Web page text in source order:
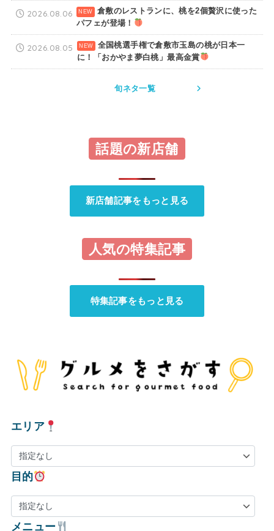
倉敷のレストランに、桃を2個贅沢に使った
パフェが登場！
2026.08.06
全国桃選手権で倉敷市玉島の桃が日本一
に！「おかやま夢白桃」最高金賞
2026.08.05
旬ネタ一覧
話題の新店舗
新店舗記事をもっと見る
人気の特集記事
特集記事をもっと見る
エリア
目的
メニュー